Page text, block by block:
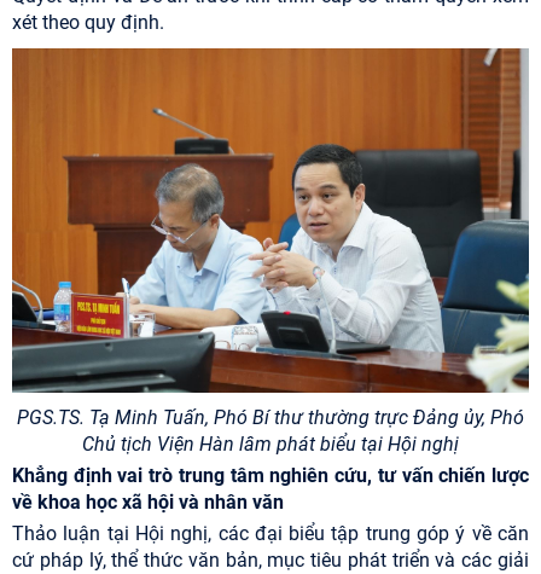
xét theo quy định.
PGS.TS. Tạ Minh Tuấn, Phó Bí thư thường trực Đảng ủy, Phó
Chủ tịch Viện Hàn lâm phát biểu tại Hội nghị
Khẳng định vai trò trung tâm nghiên cứu, tư vấn chiến lược
về khoa học xã hội và nhân văn
Thảo luận tại Hội nghị, các đại biểu tập trung góp ý về căn
cứ pháp lý, thể thức văn bản, mục tiêu phát triển và các giải